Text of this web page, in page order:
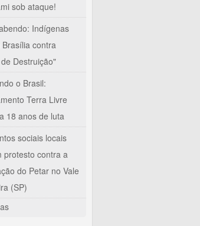
sob ataque!
Indígenas
contra
Destruição"
o Brasil:
Terra Livre
18 anos de luta
sociais locais
protesto contra a
do Petar no Vale
(SP)